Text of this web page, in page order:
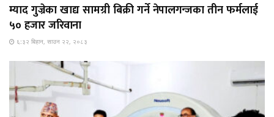
म्याद गुज्रेका खाद्य सामग्री बिक्री गर्ने नेपालगन्जका तीन फर्मलाई
५० हजार जरिवाना
६:३२ बिहान, साउन २२, २०८३